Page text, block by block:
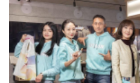
成語諧音、春聯四字吉語、紅包
語。過年拜年、寫卡片、傳
LINE訊
用句直接收藏。